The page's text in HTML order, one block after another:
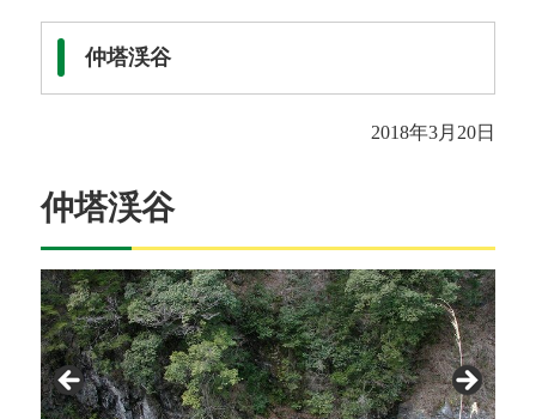
仲塔渓谷
2018年3月20日
仲塔渓谷